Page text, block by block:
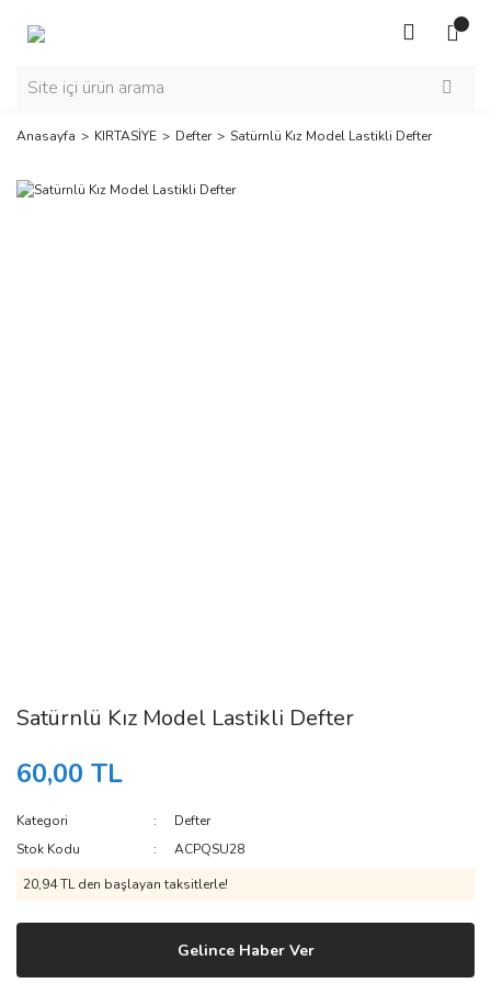
Anasayfa KIRTASİYE Defter Satürnlü Kız Model Lastikli Defter
Satürnlü Kız Model Lastikli Defter
60,00 TL
Kategori
Defter
Stok Kodu
ACPQSU28
20,94 TL den başlayan taksitlerle!
Gelince Haber Ver